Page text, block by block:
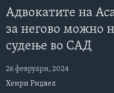
содржина
Премини
до
страната
навигација
Пребарувај
МАКЕДОНИЈА
ЕКОНОМИЈА
ПОЛИТИКА
ЗДРАВЈЕ
ДОКУМЕНТАРЦИ
АРХИВИРАНА ПРОГРАМА
NEWSFLASH - АРХИВА
ВЕСТИ ОД САД ВО МИНУТА -
ИЗБОРИ ВО САД 2020 -
ЗА НАС
Learning English
Адвокатите на
за негово можно
судење во САД
26 февруари, 2024
Хенри Риџвел